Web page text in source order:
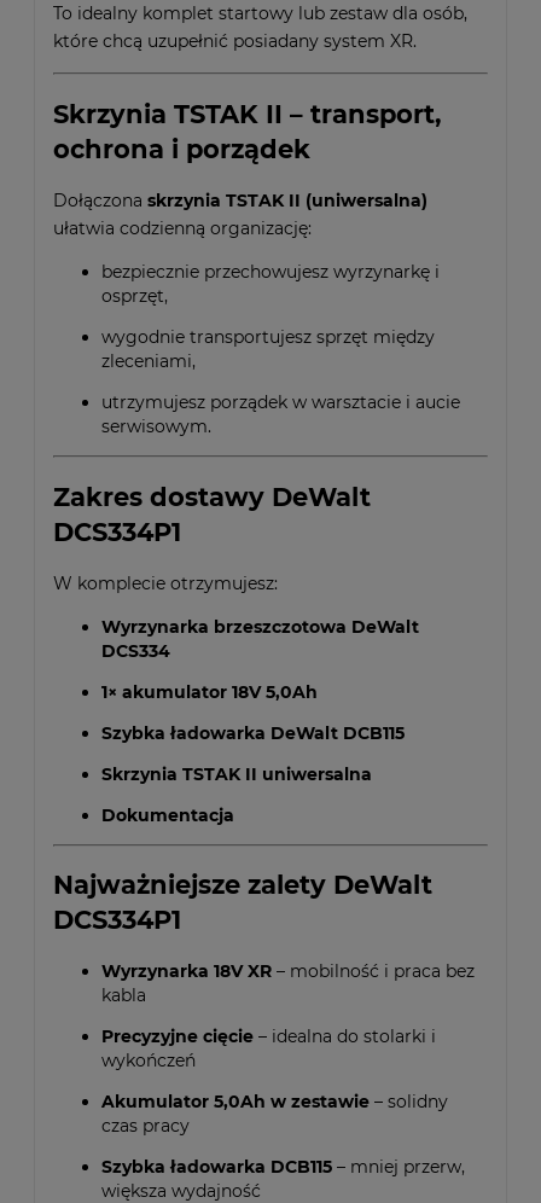
To idealny komplet startowy lub zestaw dla osób,
które chcą uzupełnić posiadany system XR.
Skrzynia TSTAK II – transport,
ochrona i porządek
Dołączona skrzynia TSTAK II (uniwersalna)
ułatwia codzienną organizację:
bezpiecznie przechowujesz wyrzynarkę i
osprzęt,
wygodnie transportujesz sprzęt między
zleceniami,
utrzymujesz porządek w warsztacie i aucie
serwisowym.
Zakres dostawy DeWalt
DCS334P1
W komplecie otrzymujesz:
Wyrzynarka brzeszczotowa DeWalt
DCS334
1× akumulator 18V 5,0Ah
Szybka ładowarka DeWalt DCB115
Skrzynia TSTAK II uniwersalna
Dokumentacja
Najważniejsze zalety DeWalt
DCS334P1
Wyrzynarka 18V XR – mobilność i praca bez
kabla
Precyzyjne cięcie – idealna do stolarki i
wykończeń
Akumulator 5,0Ah w zestawie – solidny
czas pracy
Szybka ładowarka DCB115 – mniej przerw,
większa wydajność